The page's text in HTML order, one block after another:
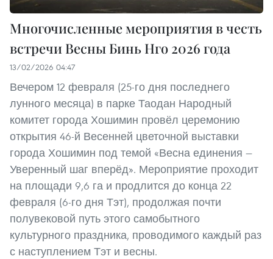
Многочисленные мероприятия в честь
встречи Весны Бинь Нго 2026 года
13/02/2026 04:47
Вечером 12 февраля (25-го дня последнего
лунного месяца) в парке Таодан Народный
комитет города Хошимин провёл церемонию
открытия 46-й Весенней цветочной выставки
города Хошимин под темой «Весна единения —
Уверенный шаг вперёд». Мероприятие проходит
на площади 9,6 га и продлится до конца 22
февраля (6-го дня Тэт), продолжая почти
полувековой путь этого самобытного
культурного праздника, проводимого каждый раз
с наступлением Тэт и весны.